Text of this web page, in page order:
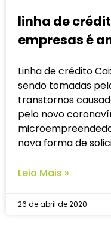
linha de
empresas é
Linha de crédito
sendo tomadas
transtornos
pelo novo
nova forma de
Leia Mais »
26 de abril de 2020